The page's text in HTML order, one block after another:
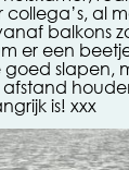
al
balkons
er een
slapen,
is! xxx